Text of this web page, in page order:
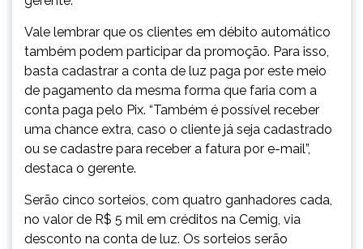
Vale lembrar que os clientes em débito automático
também podem participar da promoção. Para isso,
basta cadastrar a conta de luz paga por este meio
de pagamento da mesma forma que faria com a
conta paga pelo Pix. “Também é possível receber
uma chance extra, caso o cliente já seja cadastrado
ou se cadastre para receber a fatura por e-mail”,
destaca o gerente.
Serão cinco sorteios, com quatro ganhadores cada,
no valor de R$ 5 mil em créditos na Cemig, via
desconto na conta de luz. Os sorteios serão